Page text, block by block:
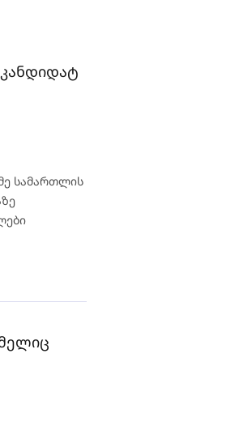
სამართლის